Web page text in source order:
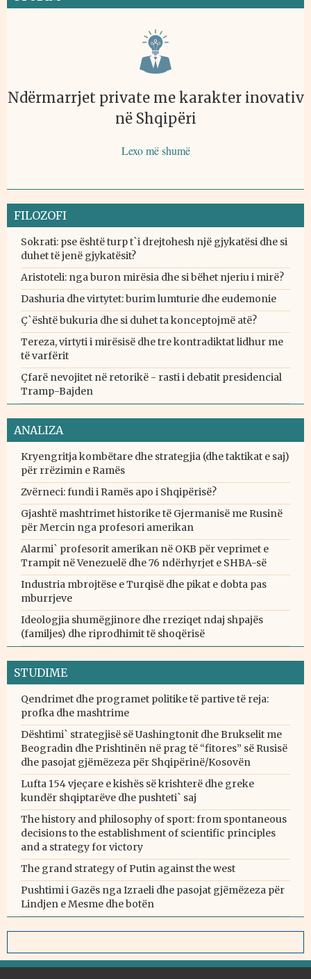
Ndërmarrjet private me karakter inovativ
në Shqipëri
Lexo më shumë
FILOZOFI
Sokrati: pse është turp t`i drejtohesh një gjykatësi dhe si
duhet të jenë gjykatësit?
Aristoteli: nga buron mirësia dhe si bëhet njeriu i mirë?
Dashuria dhe virtytet: burim lumturie dhe eudemonie
Ç`është bukuria dhe si duhet ta konceptojmë atë?
Tereza, virtyti i mirësisë dhe tre kontradiktat lidhur me
të varfërit
Çfarë nevojitet në retorikë - rasti i debatit presidencial
Tramp-Bajden
ANALIZA
Kryengritja kombëtare dhe strategjia (dhe taktikat e saj)
për rrëzimin e Ramës
Zvërneci: fundi i Ramës apo i Shqipërisë?
Gjashtë mashtrimet historike të Gjermanisë me Rusinë
për Mercin nga profesori amerikan
Alarmi` profesorit amerikan në OKB për veprimet e
Trampit në Venezuelë dhe 76 ndërhyrjet e SHBA-së
Industria mbrojtëse e Turqisë dhe pikat e dobta pas
mburrjeve
Ideologjia shumëgjinore dhe rreziqet ndaj shpajës
(familjes) dhe riprodhimit të shoqërisë
STUDIME
Qendrimet dhe programet politike të partive të reja:
profka dhe mashtrime
Dështimi` strategjisë së Uashingtonit dhe Brukselit me
Beogradin dhe Prishtinën në prag të “fitores” së Rusisë
dhe pasojat gjëmëzeza për Shqipërinë/Kosovën
Lufta 154 vjeçare e kishës së krishterë dhe greke
kundër shqiptarëve dhe pushteti` saj
The history and philosophy of sport: from spontaneous
decisions to the establishment of scientific principles
and a strategy for victory
The grand strategy of Putin against the west
Pushtimi i Gazës nga Izraeli dhe pasojat gjëmëzeza për
Lindjen e Mesme dhe botën